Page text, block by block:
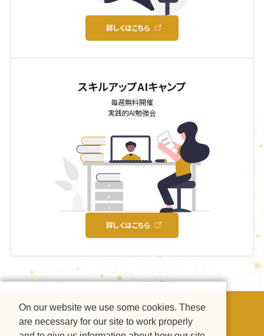
詳しくはこちら
スキルアップAIキャンプ
毎週無料開催
実践的AI勉強会
詳しくはこちら
運営会社
On our website we use some cookies. These
are necessary for our site to work properly